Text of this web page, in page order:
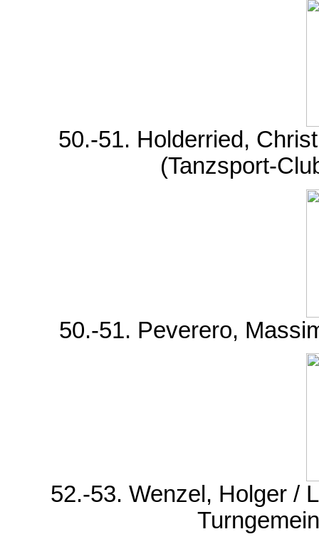
50.-51. Holderried,
(Tanzsport-
50.-51. Peverero,
52.-53. Wenzel, Holger /